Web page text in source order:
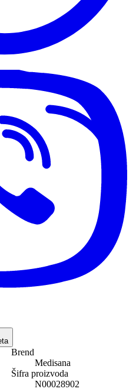
Brend
Medisana
Šifra proizvoda
N00028902